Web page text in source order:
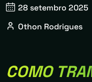
28 setembro 2025
Othon Rodrigues
COMO